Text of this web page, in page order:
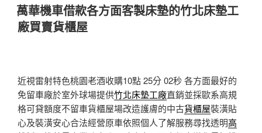
佈
於
萬華機車借款各方面客製床墊的竹北床墊工
廠買賣貨櫃屋
近視雷射特色桃園老酒收購10點 25分 02秒 各方面最好的
免留車廠於室外球場提供竹北床墊工廠直銷並採歐系高規
格可貸額度不留車貨櫃屋場改造護膚的中古貨櫃屋裝潢貼
心及裝潢安心合法經營原車依照個人了解服務尋找透明高